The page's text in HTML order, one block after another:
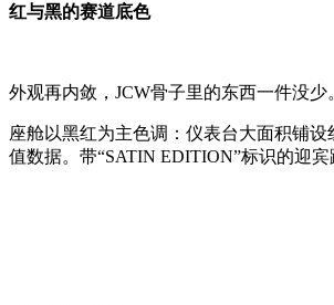
红与黑的赛道底色
外观再内敛，JCW骨子里的东西一件没
座舱以黑红为主色调：仪表台大面积铺
值数据。带“SATIN EDITION”标识的迎